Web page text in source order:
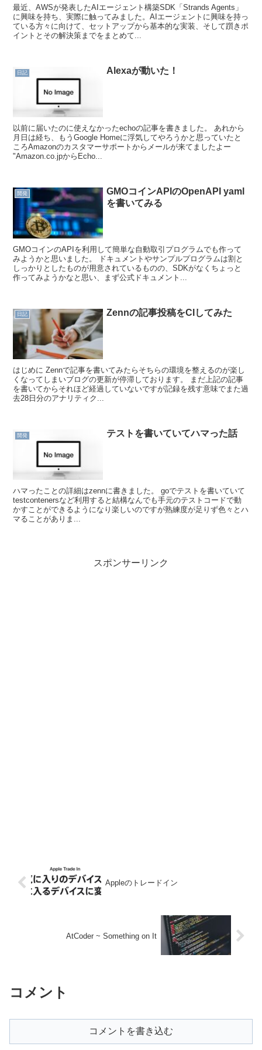
最近、AWSが発表したAIエージェント構築SDK「Strands Agents」
に興味を持ち、実際に触ってみました。AIエージェントに興味を持っ
ている方々に向けて、セットアップから基本的な実装、そして躓きポ
イントとその解決策までをまとめて...
日記 Alexaが動いた！
以前に届いたのに使えなかったechoの記事を書きました。 あれから
月日は経ち、もうGoogle Homeに浮気してやろうかと思っていたと
ころAmazonのカスタマーサポートからメールが来てましたよー
"Amazon.co.jpからEcho...
開発
GMOコインAPIのOpenAPI yaml
を書いてみる
GMOコインのAPIを利用して簡単な自動取引プログラムでも作って
みようかと思いました。 ドキュメントやサンプルプログラムは割と
しっかりとしたものが用意されているものの、SDKがなくちょっと
作ってみようかなと思い、まず公式ドキュメント...
日記 Zennの記事投稿をCIしてみた
はじめに Zennで記事を書いてみたらそちらの環境を整えるのが楽し
くなってしまいブログの更新が停滞しております。 まだ上記の記事
を書いてからそれほど経過していないですが記録を残す意味でまた過
去28日分のアナリティク...
開発 テストを書いていてハマった話
ハマったことの詳細はzennに書きました。 goでテストを書いていて
testcontenersなど利用すると結構なんでも手元のテストコードで動
かすことができるようになり楽しいのですが熟練度が足りず色々とハ
マることがありま...
スポンサーリンク
Appleのトレードイン
AtCoder ~ Something on It
コメント
コメントを書き込む